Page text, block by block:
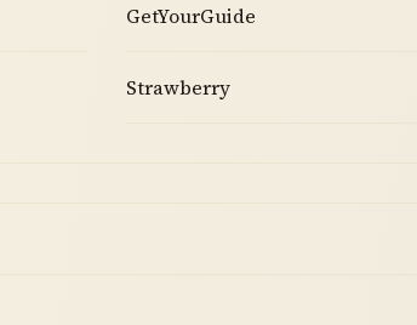
GetYourGuide
Strawberry